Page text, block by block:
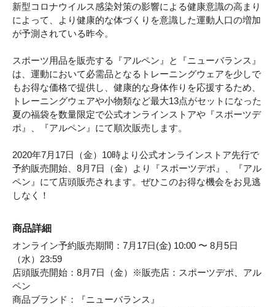
新型コロナウイルス感染対策の影響による健康意識の高まり
によって、より健康的な体づくりを意識した運動人口の増加
が予測されている昨今。
スポーツ用品を販売する『アルペン』と『ニューバランス』
は、運動において必需品となるトレーニングウェアを少しで
もお得な価格で提供し、健康的な身体作りを応援するため、
トレーニングウェアや小物類など最大13点がセットになった
夏の福袋を数量限定で公式オンラインストアや『スポーツデ
ポ』、『アルペン』にて順次販売します。
2020年7月17日（金）10時より公式オンラインストア先行で
予約販売開始、8月7日（金）より『スポーツデポ』、『アル
ペン』にて店頭販売されます。ぜひこのお得な機会をお見逃
しなく！
商品詳細
オンライン予約販売期間：7月17日(金) 10:00 〜 8月5日
（水）23:59
店頭販売開始：8月7日（金）※販売店：スポーツデポ、アル
ペン
商品ブランド：『ニューバランス』